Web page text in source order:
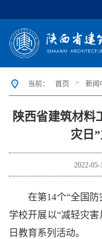
当前： 首页 > 新闻
陕西省建筑材料
灾日
2022-05-
在第14个“全国
学校开展以“减轻灾
日教育系列活动。